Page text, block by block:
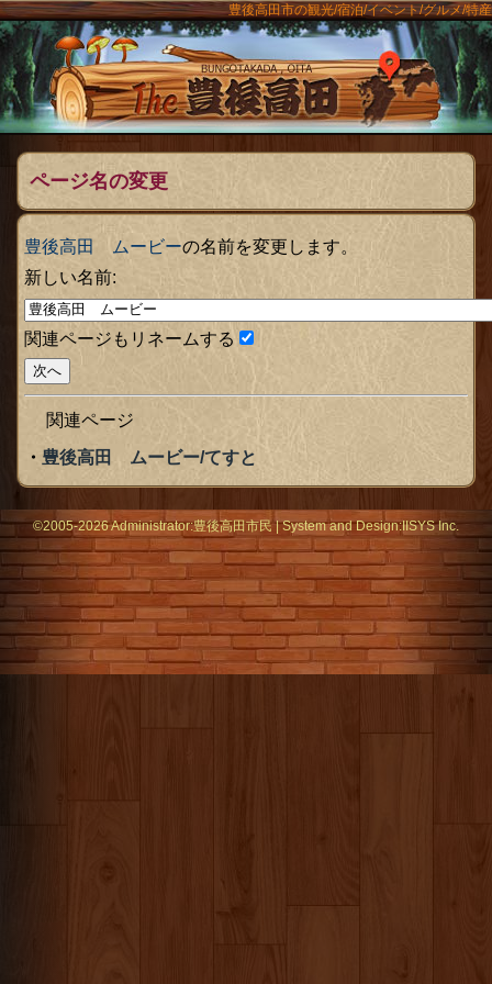
豊後高田市の観光/宿泊/イベント/グルメ/特産
The豊後
ページ名の変更
豊後高田 ムービーの名前を変更します。
新しい名前:
関連ページもリネームする
関連ページ
豊後高田 ムービー/てすと
メニュー
©2005-2026 Administrator:豊後高田市民|Systemand Design:IISYS Inc.